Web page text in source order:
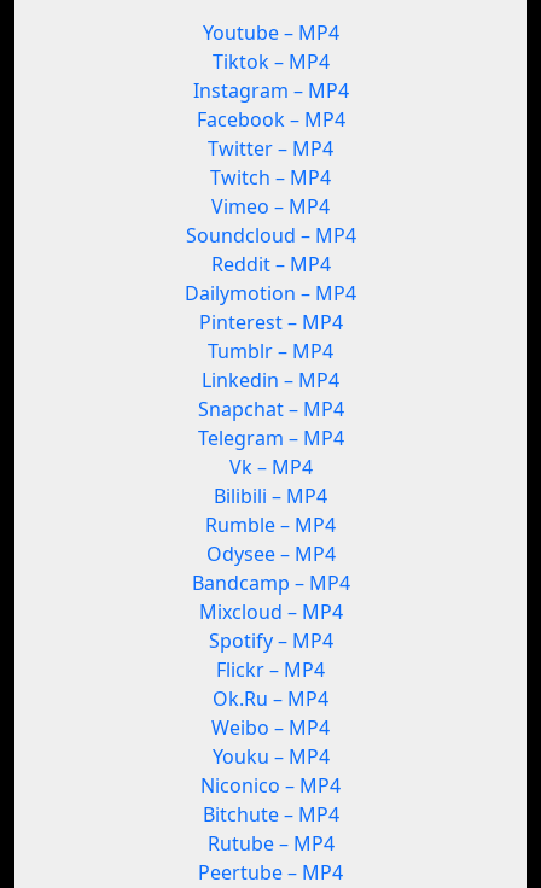
Youtube – MP4
Tiktok – MP4
Instagram – MP4
Facebook – MP4
Twitter – MP4
Twitch – MP4
Vimeo – MP4
Soundcloud – MP4
Reddit – MP4
Dailymotion – MP4
Pinterest – MP4
Tumblr – MP4
Linkedin – MP4
Snapchat – MP4
Telegram – MP4
Vk – MP4
Bilibili – MP4
Rumble – MP4
Odysee – MP4
Bandcamp – MP4
Mixcloud – MP4
Spotify – MP4
Flickr – MP4
Ok.Ru – MP4
Weibo – MP4
Youku – MP4
Niconico – MP4
Bitchute – MP4
Rutube – MP4
Peertube – MP4